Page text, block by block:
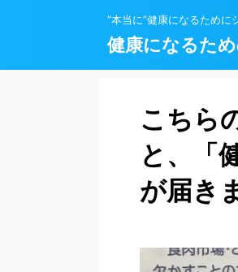
”本当に”健康になるために
健康になるた
こちら
と、「
が届き